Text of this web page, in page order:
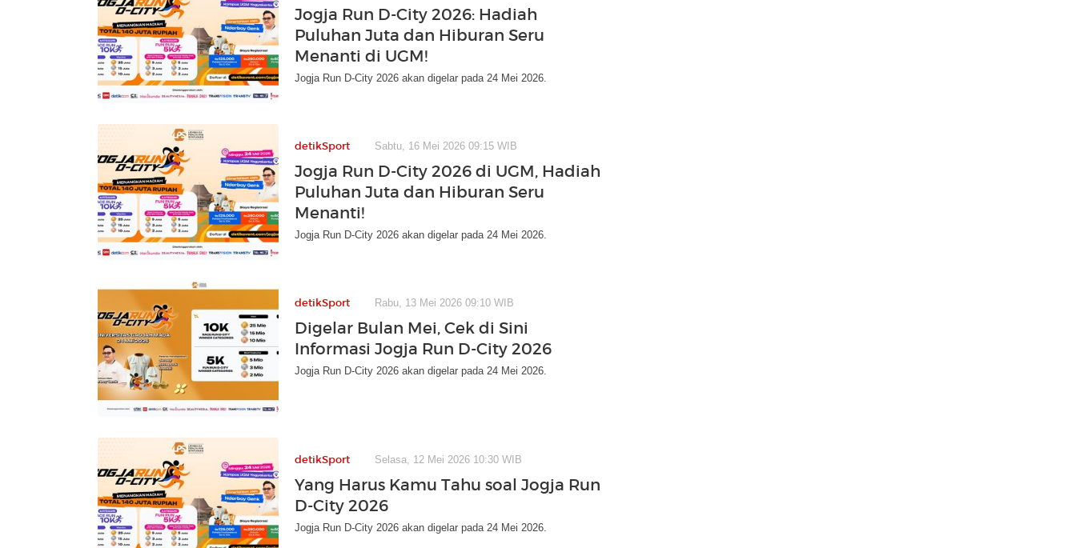
Jogja Run D-City 2026: Hadiah
Puluhan Juta dan Hiburan Seru
Menanti di UGM!
Jogja Run D-City 2026 akan digelar pada 24 Mei 2026.
detikSport Sabtu, 16 Mei 2026 09:15 WIB
Jogja Run D-City 2026 di UGM, Hadiah
Puluhan Juta dan Hiburan Seru
Menanti!
Jogja Run D-City 2026 akan digelar pada 24 Mei 2026.
detikSport Rabu, 13 Mei 2026 09:10 WIB
Digelar Bulan Mei, Cek di Sini
Informasi Jogja Run D-City 2026
Jogja Run D-City 2026 akan digelar pada 24 Mei 2026.
detikSport Selasa, 12 Mei 2026 10:30 WIB
Yang Harus Kamu Tahu soal Jogja Run
D-City 2026
Jogja Run D-City 2026 akan digelar pada 24 Mei 2026.